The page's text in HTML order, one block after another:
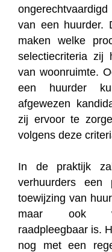
van een huurder.
maken welke
selectiecriteria zij
van woonruimte.
een huurder
afgewezen
zij ervoor te
volgens deze
In de praktijk
verhuurders een
toewijzing van
maar ook
raadpleegbaar is.
nog met een